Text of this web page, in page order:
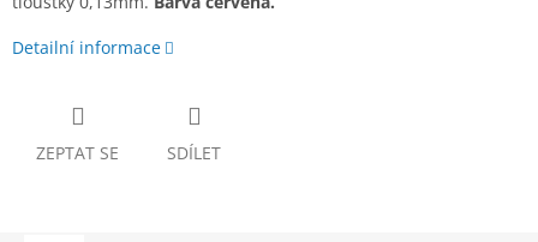
Detailní informace
ZEPTAT SE SDÍLET